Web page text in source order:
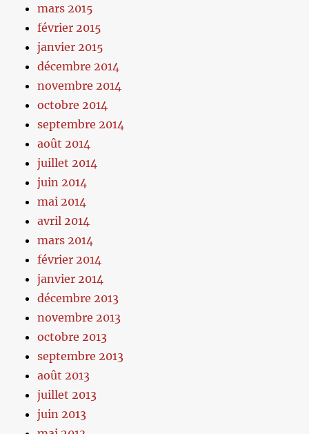
mars 2015
février 2015
janvier 2015
décembre 2014
novembre 2014
octobre 2014
septembre 2014
août 2014
juillet 2014
juin 2014
mai 2014
avril 2014
mars 2014
février 2014
janvier 2014
décembre 2013
novembre 2013
octobre 2013
septembre 2013
août 2013
juillet 2013
juin 2013